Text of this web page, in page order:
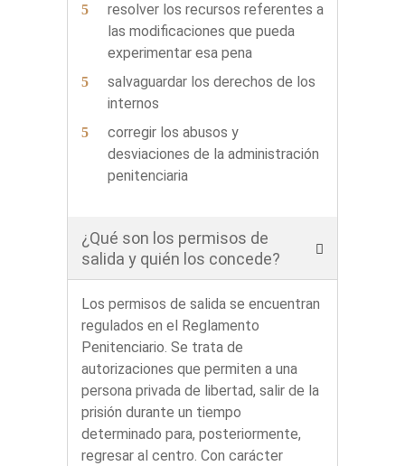
resolver los recursos referentes a
las modificaciones que pueda
experimentar esa pena
salvaguardar los derechos de los
internos
corregir los abusos y
desviaciones de la administración
penitenciaria
¿Qué son los permisos de
salida y quién los concede?
Los permisos de salida se encuentran
regulados en el Reglamento
Penitenciario. Se trata de
autorizaciones que permiten a una
persona privada de libertad, salir de la
prisión durante un tiempo
determinado para, posteriormente,
regresar al centro. Con carácter